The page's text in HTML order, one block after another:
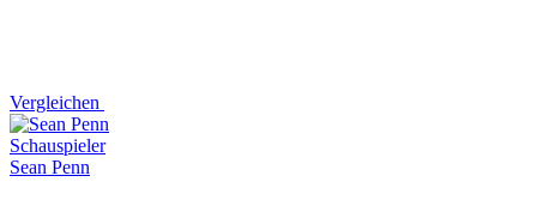
Vergleichen
Schauspieler
Sean Penn